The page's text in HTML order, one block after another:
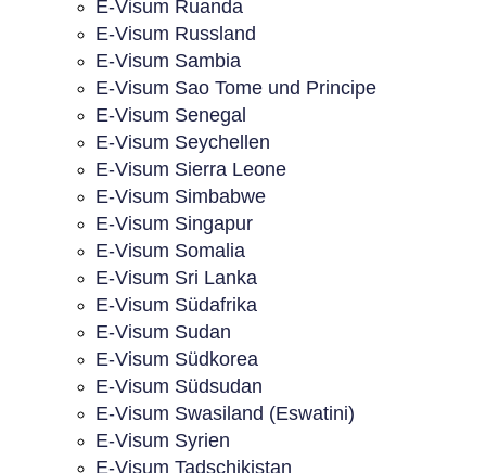
E-Visum Ruanda
E-Visum Russland
E-Visum Sambia
E-Visum Sao Tome und Principe
E-Visum Senegal
E-Visum Seychellen
E-Visum Sierra Leone
E-Visum Simbabwe
E-Visum Singapur
E-Visum Somalia
E-Visum Sri Lanka
E-Visum Südafrika
E-Visum Sudan
E-Visum Südkorea
E-Visum Südsudan
E-Visum Swasiland (Eswatini)
E-Visum Syrien
E-Visum Tadschikistan